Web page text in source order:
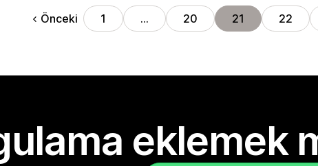
Önceki 1 … 20 21 22
eklemek